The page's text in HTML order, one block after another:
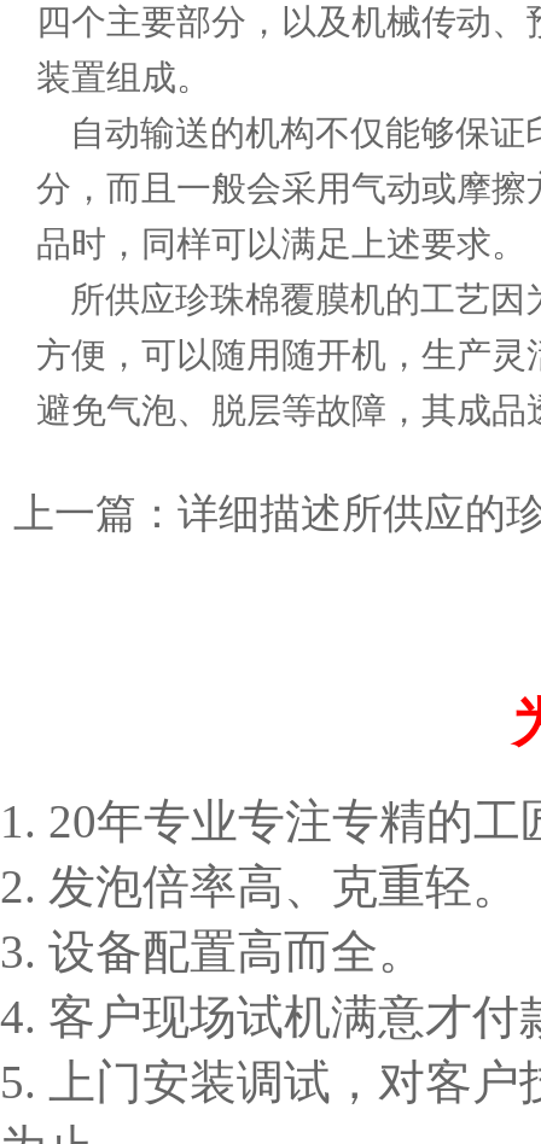
四个主要部分，以及机械传动
装置组成。
自动输送的机构不仅能够保证
分，而且一般会采用气动或摩
品时，同样可以满足上述要求。
所供应珍珠棉覆膜机的工艺因
方便，可以随用随开机，生产
避免气泡、脱层等故障，其成品
上一篇： 详细描述所供应的
1. 20年专业专注专精的工
2. 发泡倍率高、克重轻。
3. 设备配置高而全。
4. 客户现场试机满意才付
5. 上门安装调试，对客